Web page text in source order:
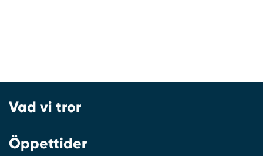
Vad vi tror
Öppettider